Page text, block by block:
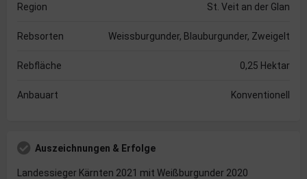
Region St. Veit an der Glan
Rebsorten Weissburgunder, Blauburgunder, Zweigelt
Rebfläche 0,25 Hektar
Anbauart Konventionell
Auszeichnungen & Erfolge
Landessieger Kärnten 2021 mit Weißburgunder 2020